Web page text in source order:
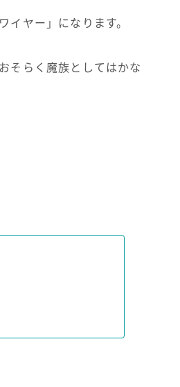
ヤー」になります。
そらく魔族としてはかな